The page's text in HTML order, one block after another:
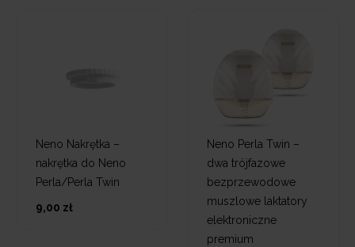
Neno Nakrętka –
nakrętka do Neno
Perla/Perla Twin
9,00 zł
Neno Perla Twin –
dwa trójfazowe
bezprzewodowe
muszlowe laktatory
elektroniczne
premium